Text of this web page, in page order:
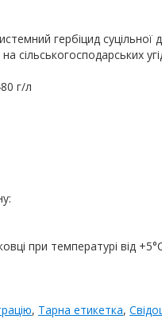
гербіцид
сільськогосподарських
г/л
при температурі від
, Тарна етикетка,